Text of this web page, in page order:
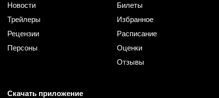
Новости
Трейлеры
Рецензии
Персоны
Билеты
Избранное
Расписание
Оценки
Отзывы
Скачать приложение